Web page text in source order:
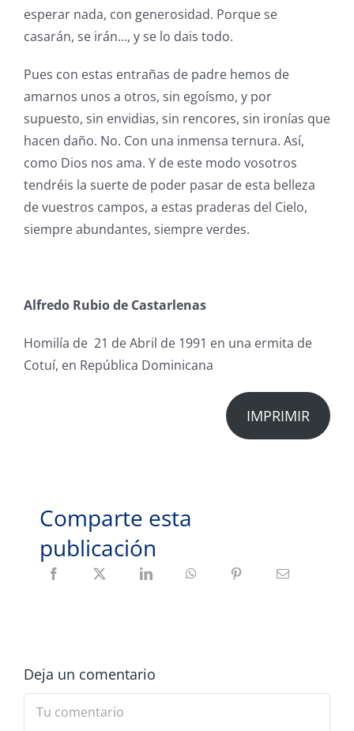
esperar nada, con generosidad. Porque se
casarán, se irán…, y se lo dais todo.
Pues con estas entrañas de padre hemos de
amarnos unos a otros, sin egoísmo, y por
supuesto, sin envidias, sin rencores, sin ironías que
hacen daño. No. Con una inmensa ternura. Así,
como Dios nos ama. Y de este modo vosotros
tendréis la suerte de poder pasar de esta belleza
de vuestros campos, a estas praderas del Cielo,
siempre abundantes, siempre verdes.
Alfredo Rubio de Castarlenas
Homilía de 21 de Abril de 1991 en una ermita de
Cotuí, en República Dominicana
IMPRIMIR
Comparte esta
publicación
Deja un comentario
Comment